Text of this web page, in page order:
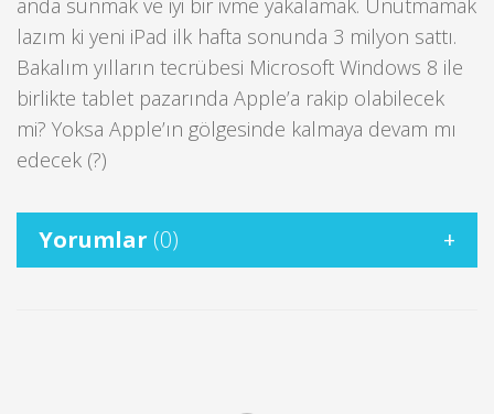
anda sunmak ve iyi bir ivme yakalamak. Unutmamak
lazım ki yeni iPad ilk hafta sonunda 3 milyon sattı.
Bakalım yılların tecrübesi Microsoft Windows 8 ile
birlikte tablet pazarında Apple’a rakip olabilecek
mi? Yoksa Apple’ın gölgesinde kalmaya devam mı
edecek (?)
Yorumlar (0)